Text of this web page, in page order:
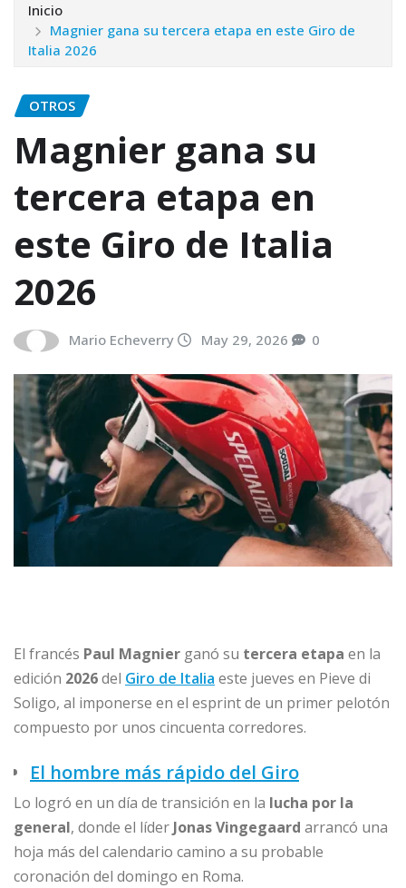
Inicio
Magnier gana su tercera etapa en este Giro de
Italia 2026
OTROS
Magnier gana su
tercera etapa en
este Giro de Italia
2026
Mario Echeverry May 29, 2026 0
El francés Paul Magnier ganó su tercera etapa en la
edición 2026del Giro de Italia este jueves en Pieve di
Soligo, al imponerse en el esprint de un primer pelotón
compuesto por unos cincuenta corredores.
El hombre más rápido del Giro
Lo logró en un día de transición en la lucha por la
general, donde el líder Jonas Vingegaard arrancó una
hoja más del calendario camino a su probable
coronación del domingo en Roma.